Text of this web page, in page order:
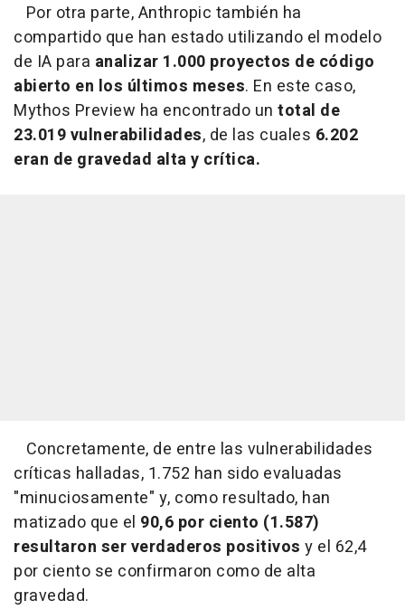
Por otra parte, Anthropic también ha
compartido que han estado utilizando el modelo
de IA para analizar 1.000 proyectos de código
abierto en los últimos meses. En este caso,
Mythos Preview ha encontrado un total de
23.019 vulnerabilidades, de las cuales 6.202
eran de gravedad alta y crítica.
Concretamente, de entre las vulnerabilidades
críticas halladas, 1.752 han sido evaluadas
"minuciosamente" y, como resultado, han
matizado que el 90,6 por ciento (1.587)
resultaron ser verdaderos positivos y el 62,4
por ciento se confirmaron como de alta
gravedad.